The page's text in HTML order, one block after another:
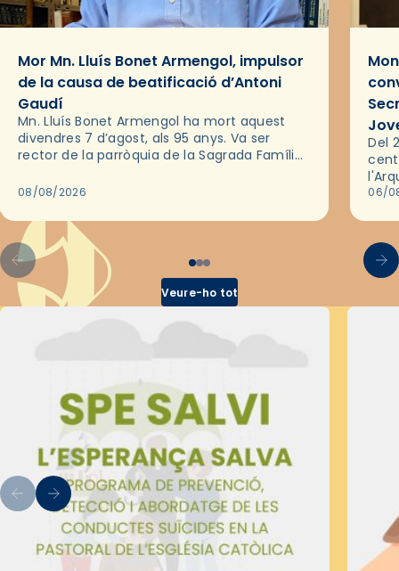
Mor Mn. Lluís Bonet Armengol, impulsor
de la causa de beatificació d’Antoni
Gaudí
Mn. Lluís Bonet Armengol ha mort aquest
divendres 7 d’agost, als 95 anys. Va ser
rector de la parròquia de la Sagrada Família
2018,…
08/08/2026
Del
les
06/
Veure-ho tot